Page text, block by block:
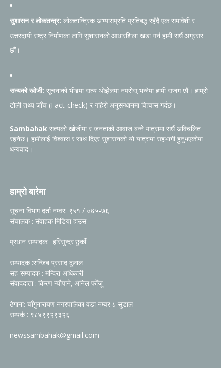
सुशासन र लोकतन्त्र: लोकतान्त्रिक अभ्यासप्रति प्रतिबद्ध रहँदै एक समावेशी र
उत्तरदायी राष्ट्र निर्माणका लागि सुशासनको आधारशिला खडा गर्न हामी सधैं अग्रसर
छौं।
सत्यको खोजी: सूचनाको भीडमा सत्य ओझेलमा नपरोस् भन्नेमा हामी सजग छौं। हाम्रो
टोली तथ्य जाँच (Fact-check) र गहिरो अनुसन्धानमा विश्वास गर्दछ।
Sambahak सत्यको खोजीमा र जनताको आवाज बन्ने यात्रामा सधैं अविचलित
रहनेछ। हामीलाई विश्वास र साथ दिएर सुशासनको यो यात्रामा सहभागी हुनुभएकोमा
धन्यवाद।
हाम्रो बारेमा
सूचना विभाग दर्ता नम्वर: ९५१ / ०७५-७६
संचालक : संवाहक मिडिया हाउस
प्रधान सम्पादक: हरिसुन्दर छुकाँ
सम्पादक :सन्जिब प्रसाद दुलाल
सह-सम्पादक : मन्दिरा अधिकारी
संवाददाता : किरण न्यौपाने, अनिल फोँजू
ठेगाना: चाँगुनारायण नगरपालिका वडा नम्वर ८ सुडाल
सम्पर्क : ९८४९९२९३२६
newssambahak@gmail.com